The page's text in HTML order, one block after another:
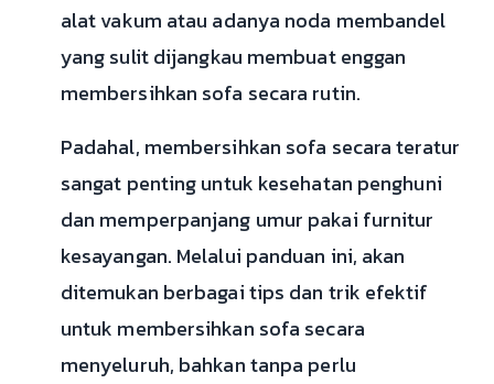
alat vakum atau adanya noda membandel
yang sulit dijangkau membuat enggan
membersihkan sofa secara rutin.
Padahal, membersihkan sofa secara teratur
sangat penting untuk kesehatan penghuni
dan memperpanjang umur pakai furnitur
kesayangan. Melalui panduan ini, akan
ditemukan berbagai tips dan trik efektif
untuk membersihkan sofa secara
menyeluruh, bahkan tanpa perlu